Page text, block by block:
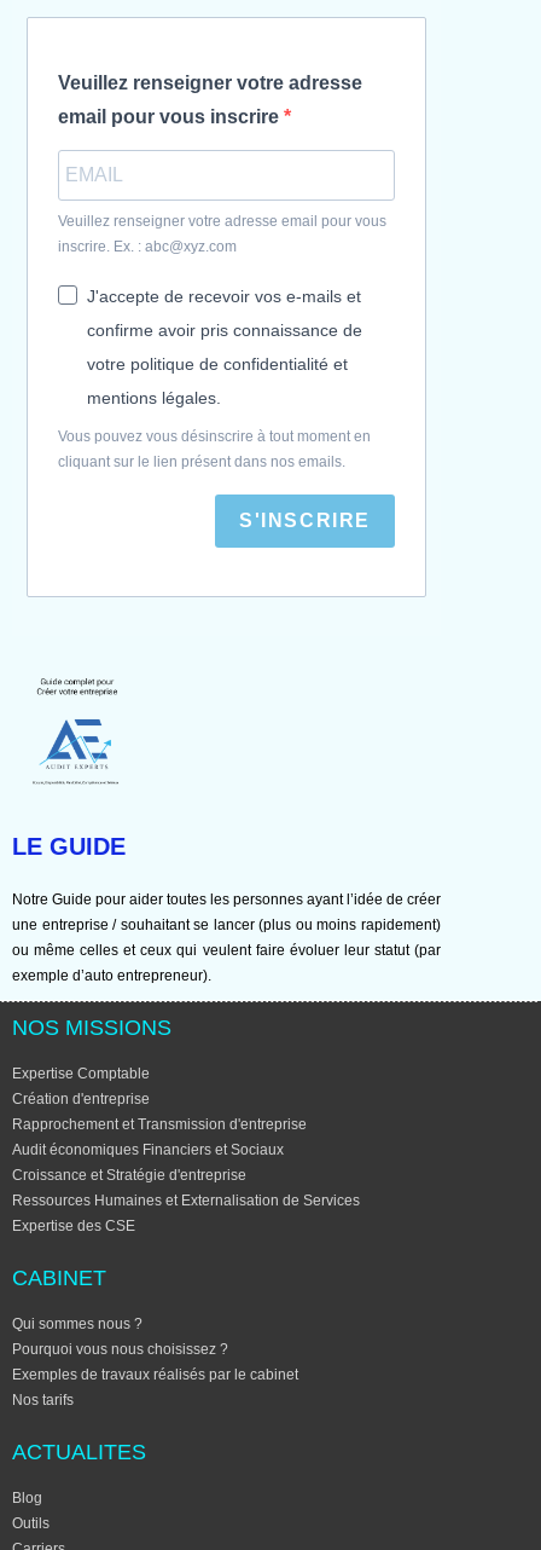
Veuillez renseigner votre adresse
email pour vous inscrire
Veuillez renseigner votre adresse email pour vous
inscrire. Ex. : abc@xyz.com
J'accepte de recevoir vos e-mails et
confirme avoir pris connaissance de
votre politique de confidentialité et
mentions légales.
Vous pouvez vous désinscrire à tout moment en
cliquant sur le lien présent dans nos emails.
S'INSCRIRE
LE GUIDE
Notre Guide pour aider toutes les personnes ayant l’idée de créer
une entreprise / souhaitant se lancer (plus ou moins rapidement)
ou même celles et ceux qui veulent faire évoluer leur statut (par
exemple d’auto entrepreneur).
NOS MISSIONS
Expertise Comptable
Création d'entreprise
Rapprochement et Transmission d'entreprise
Audit économiques Financiers et Sociaux
Croissance et Stratégie d'entreprise
Ressources Humaines et Externalisation de Services
Expertise des CSE
CABINET
Qui sommes nous ?
Pourquoi vous nous choisissez ?
Exemples de travaux réalisés par le cabinet
Nos tarifs
ACTUALITES
Blog
Outils